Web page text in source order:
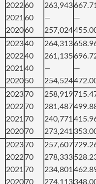
2022
2021
2020
60
60
60
263,943
—
257,024
—
2023
2022
2021
2020
40
40
40
50
264,313
261,135
—
254,524
—
2023
2022
2021
2020
70
70
70
70
258,919
281,487
240,771
273,241
2023
2022
2021
2020
70
70
70
70
257,607
278,333
234,801
274,113